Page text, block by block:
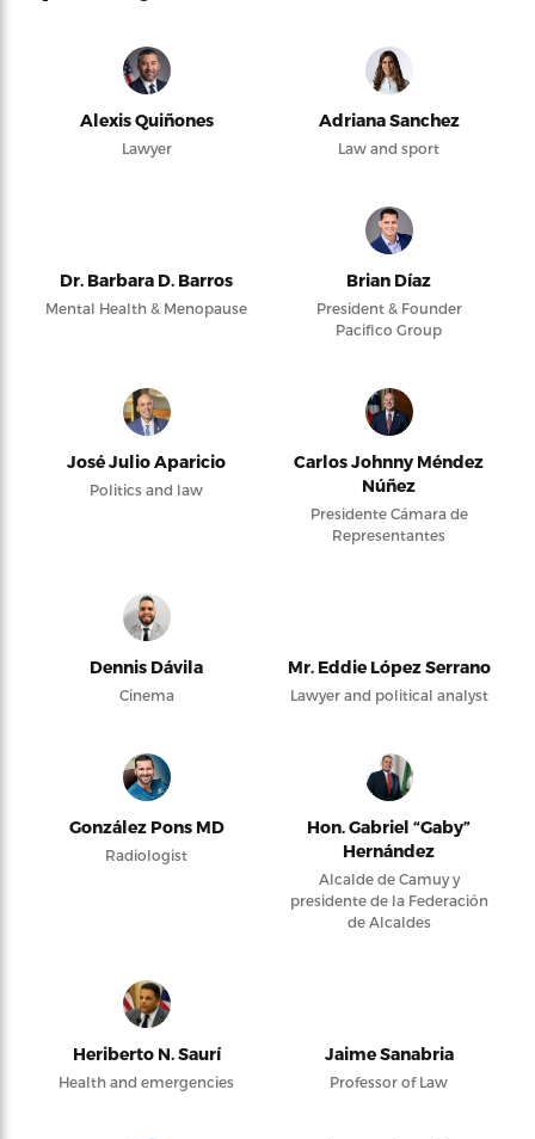
Alexis Quiñones
Lawyer
Adriana Sanchez
Law and sport
Dr. Barbara D. Barros
Mental Health & Menopause
Brian Díaz
President & Founder
Pacifico Group
José Julio Aparicio
Politics and law
Carlos Johnny Méndez
Núñez
Presidente Cámara de
Representantes
Dennis Dávila
Cinema
Mr. Eddie López Serrano
Lawyer and political analyst
González Pons MD
Radiologist
Hon. Gabriel “Gaby”
Hernández
Alcalde de Camuy y
presidente de la Federación
de Alcaldes
Heriberto N. Saurí
Health and emergencies
Jaime Sanabria
Professor of Law